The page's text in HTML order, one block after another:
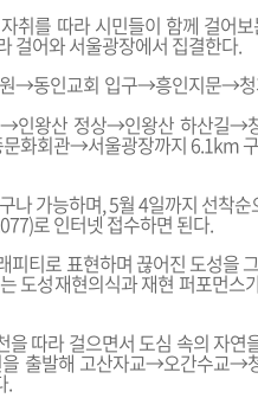
취를 따라 시민들이 함께 걸어
걸어와 서울광장에서 집결한다.
→동인교회 입구→흥인지문→
→인왕산 정상→인왕산 하산길
화회관→서울광장까지 6.1km
나 가능하며, 5월 4일까지 선착
로 인터넷 접수하면 된다.
피티로 표현하며 끊어진 도성을
도성재현의식과 재현 퍼포먼스
따라 걸으면서 도심 속의 자연
을 출발해 고산자교→오간수교
.